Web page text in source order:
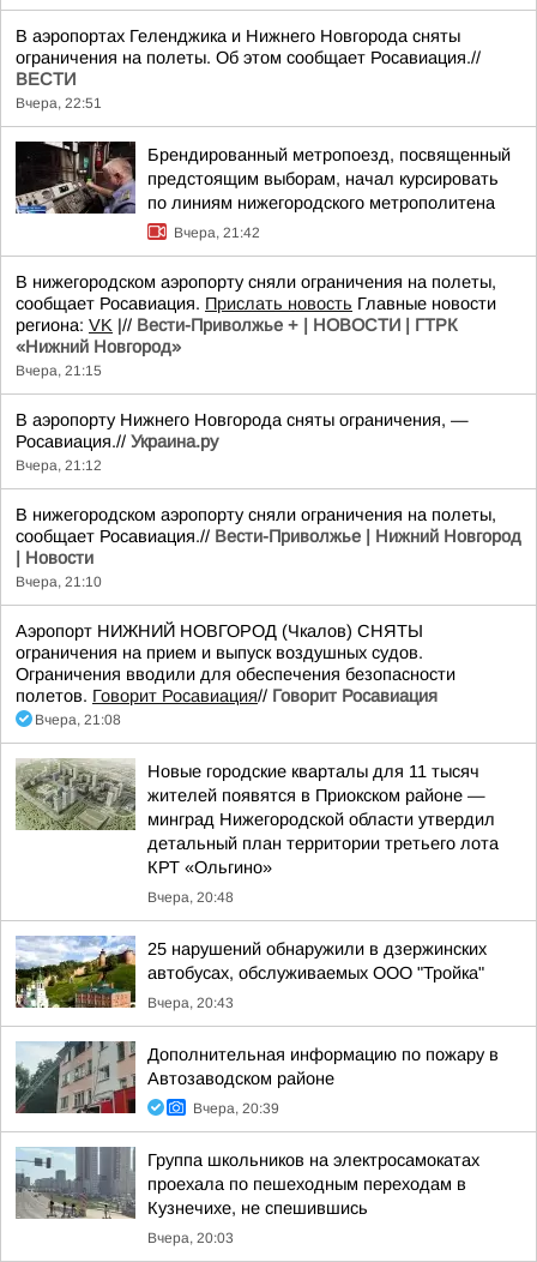
В аэропортах Геленджика и Нижнего Новгорода сняты
ограничения на полеты. Об этом сообщает Росавиация.//
ВЕСТИ
Вчера, 22:51
Брендированный метропоезд, посвященный
предстоящим выборам, начал курсировать
по линиям нижегородского метрополитена
Вчера, 21:42
В нижегородском аэропорту сняли ограничения на полеты,
сообщает Росавиация. Прислать новость Главные новости
региона: VK |// Вести-Приволжье + | НОВОСТИ | ГТРК
«Нижний Новгород»
Вчера, 21:15
В аэропорту Нижнего Новгорода сняты ограничения, —
Росавиация.// Украина.ру
Вчера, 21:12
В нижегородском аэропорту сняли ограничения на полеты,
сообщает Росавиация.// Вести-Приволжье | Нижний Новгород
| Новости
Вчера, 21:10
Аэропорт НИЖНИЙ НОВГОРОД (Чкалов) СНЯТЫ
ограничения на прием и выпуск воздушных судов.
Ограничения вводили для обеспечения безопасности
полетов. Говорит Росавиация// Говорит Росавиация
Вчера, 21:08
Новые городские кварталы для 11 тысяч
жителей появятся в Приокском районе —
минград Нижегородской области утвердил
детальный план территории третьего лота
КРТ «Ольгино»
Вчера, 20:48
25 нарушений обнаружили в дзержинских
автобусах, обслуживаемых ООО "Тройка"
Вчера, 20:43
Дополнительная информацию по пожару в
Автозаводском районе
Вчера, 20:39
Группа школьников на электросамокатах
проехала по пешеходным переходам в
Кузнечихе, не спешившись
Вчера, 20:03